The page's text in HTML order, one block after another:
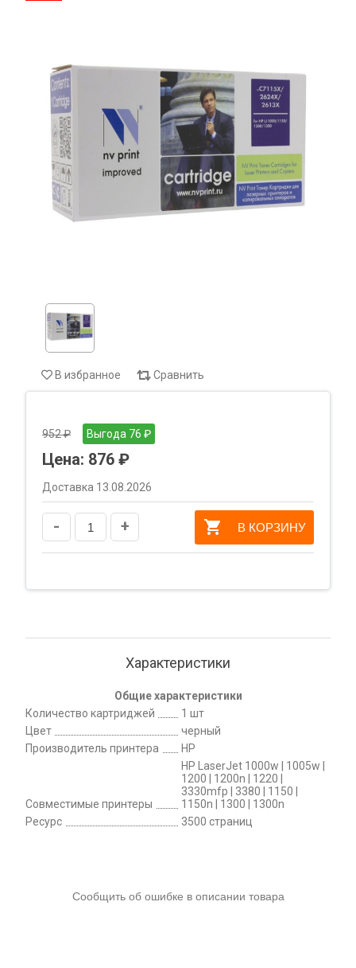
В избранное Сравнить
952 ₽ Выгода 76 ₽
Цена: 876 ₽
Доставка 13.08.2026
- + В КОРЗИНУ
Характеристики
Общие характеристики
Количество картриджей
1 шт
Цвет
черный
Производитель принтера
HP
Совместимые принтеры
HP LaserJet 1000w | 1005w |
1200 | 1200n | 1220 |
3330mfp | 3380 | 1150 |
1150n | 1300 | 1300n
Ресурс
3500 страниц
Сообщить об ошибке в описании товара